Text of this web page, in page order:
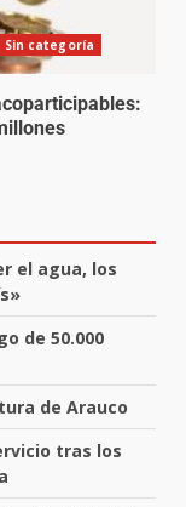
Sin categoría
el agua, los
de 50.000
de Arauco
tras los